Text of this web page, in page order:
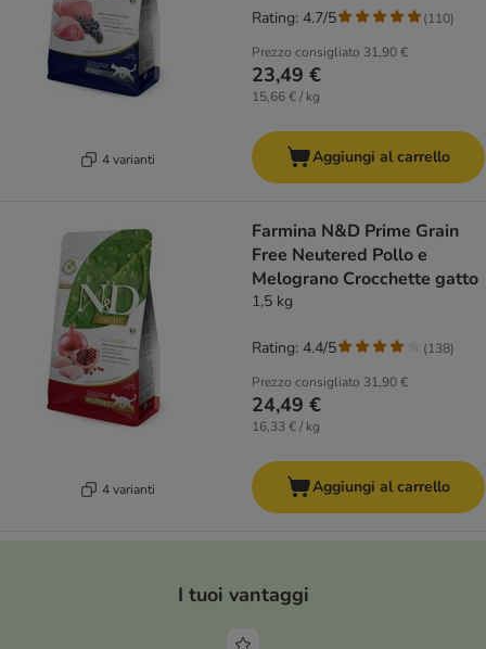
4 varianti
Prezzo consigliato 31,90 €
23,49 €
15,66 € / kg
Rating: 4.7/5 (110)
Aggiungi al carrello
4 varianti
Farmina N&D Prime Grain
Free Neutered Pollo e
Melograno Crocchette gatto
1,5 kg
Prezzo consigliato 31,90 €
24,49 €
16,33 € / kg
Rating: 4.4/5 (138)
Aggiungi al carrello
I tuoi vantaggi